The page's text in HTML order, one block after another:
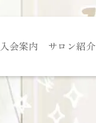
入会案内 サロン紹介